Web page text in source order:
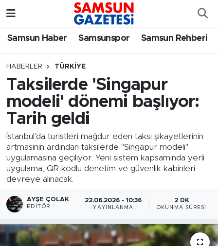
Samsun Haber Samsunspor Samsun Rehberi
HABERLER TÜRKIYE
Taksilerde 'Singapur
modeli' dönemi başlıyor:
Tarih geldi
İstanbul'da turistleri mağdur eden taksi şikayetlerinin
artmasının ardından taksilerde "Singapur modeli"
uygulamasına geçiliyor. Yeni sistem kapsamında yerli
uygulama, QR kodlu denetim ve güvenlik kabinleri
devreye alınacak.
AYŞE ÇOLAK
EDITÖR
22.06.2026 - 10:36
YAYINLANMA
2 DK
OKUNMA SÜRESI
Samsun Haber
Samsunspor
Samsun Rehberi
Resmi İlanlar
Samsun Nöbetçi Eczaneler
Samsun Hava Durumu
SAMSUN Namaz Vakitleri
Samsun Trafik Yoğunluk Haritası
Süper Lig Puan Durumu ve Fikstür
Tüm Manşetler
Son Dakika Haberleri
Haber Arşivi